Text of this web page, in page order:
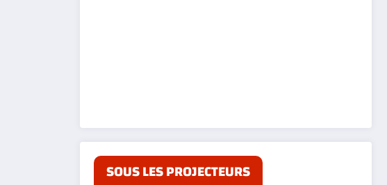
SOUS LES PROJECTEURS